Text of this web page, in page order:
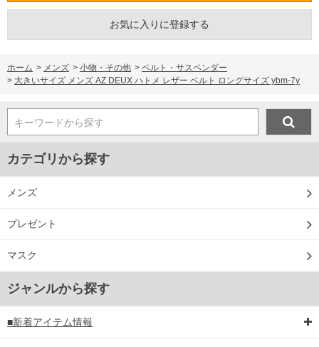
お気に入りに登録する
ホーム > メンズ > 小物・その他 > ベルト・サスペンダー
> 大きいサイズ メンズ AZ DEUX ハトメ レザー ベルト ロングサイズ ybm-7y
キーワードから探す
カテゴリから探す
メンズ
プレゼント
マスク
ジャンルから探す
■新着アイテム情報